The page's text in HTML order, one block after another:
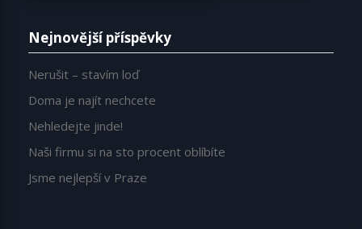
Nejnovější příspěvky
Nerušit – stavím loď
Doma je najít nechcete
Nehledejte jinde!
Naši firmu si na sto procent oblíbíte
Jsme nejlepší v Praze